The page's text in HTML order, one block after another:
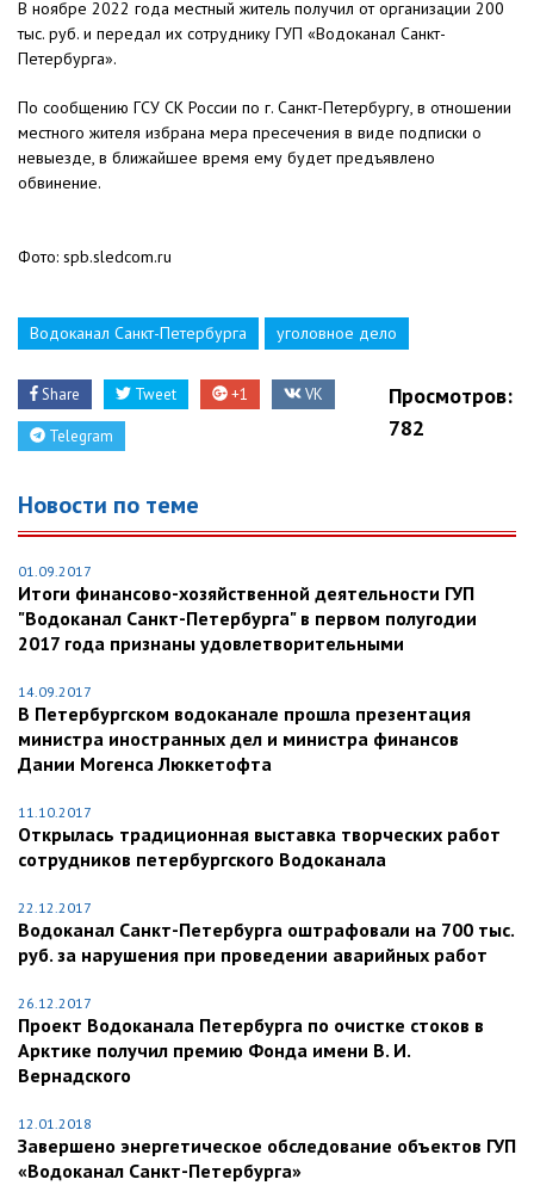
В ноябре 2022 года местный житель получил от организации 200
тыс. руб. и передал их сотруднику ГУП «Водоканал Санкт-
Петербурга».
По сообщению ГСУ СК России по г. Санкт-Петербургу, в отношении
местного жителя избрана мера пресечения в виде подписки о
невыезде, в ближайшее время ему будет предъявлено
обвинение.
Фото: spb.sledcom.ru
Водоканал Санкт-Петербурга уголовное дело
Share Tweet +1 VK
Telegram
Просмотров:
782
Новости по теме
01.09.2017
Итоги финансово-хозяйственной деятельности ГУП
"Водоканал Санкт-Петербурга" в первом полугодии
2017 года признаны удовлетворительными
14.09.2017
В Петербургском водоканале прошла презентация
министра иностранных дел и министра финансов
Дании Могенса Люккетофта
11.10.2017
Открылась традиционная выставка творческих работ
сотрудников петербургского Водоканала
22.12.2017
Водоканал Санкт-Петербурга оштрафовали на 700 тыс.
руб. за нарушения при проведении аварийных работ
26.12.2017
Проект Водоканала Петербурга по очистке стоков в
Арктике получил премию Фонда имени В. И.
Вернадского
12.01.2018
Завершено энергетическое обследование объектов ГУП
«Водоканал Санкт-Петербурга»